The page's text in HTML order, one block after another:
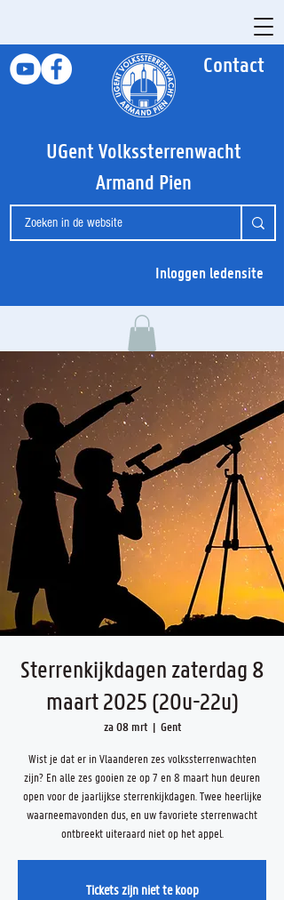
Contact
UGent Volkssterrenwacht
Armand Pien
Inloggen ledensite
Sterrenkijkdagen zaterdag 8
maart 2025 (20u-22u)
za 08 mrt
  |
Gent
Wist je dat er in Vlaanderen zes volkssterrenwachten
zijn? En alle zes gooien ze op 7 en 8 maart hun deuren
open voor de jaarlijkse sterrenkijkdagen. Twee heerlijke
waarneemavonden dus, en uw favoriete sterrenwacht
ontbreekt uiteraard niet op het appel.
Tickets zijn niet te koop